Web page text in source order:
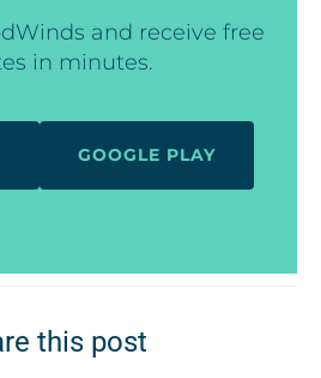
and receive free
in minutes.
GOOGLE PLAY
this post